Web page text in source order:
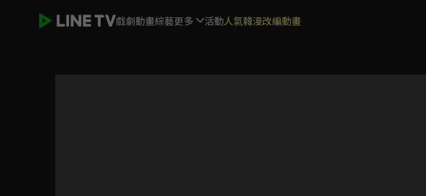
戲劇動畫綜藝更多 活動人氣韓漫改編動畫